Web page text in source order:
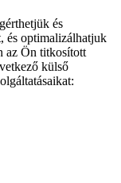
és
és optimalizálhatjuk
az Ön titkosított
külső